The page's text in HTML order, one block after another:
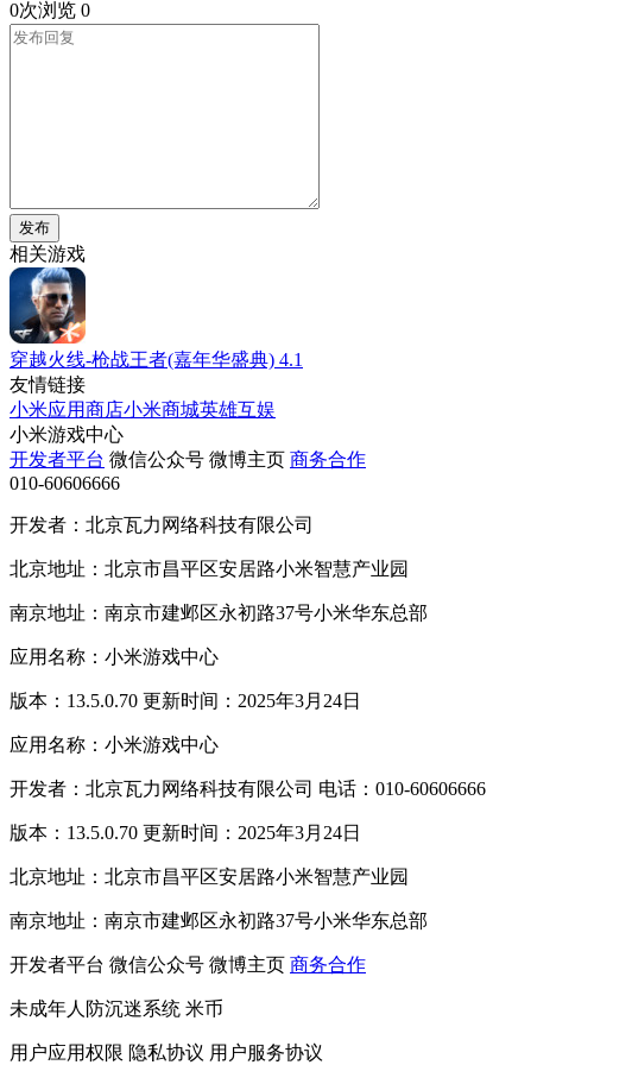
0次浏览 0
发布
相关游戏
穿越火线-枪战王者(嘉年华盛典) 4.1
友情链接
小米应用商店小米商城英雄互娱
小米游戏中心
开发者平台 微信公众号 微博主页 商务合作
010-60606666
开发者：北京瓦力网络科技有限公司
北京地址：北京市昌平区安居路小米智慧产业园
南京地址：南京市建邺区永初路37号小米华东总部
应用名称：小米游戏中心
版本：13.5.0.70 更新时间：2025年3月24日
应用名称：小米游戏中心
开发者：北京瓦力网络科技有限公司 电话：010-60606666
版本：13.5.0.70 更新时间：2025年3月24日
北京地址：北京市昌平区安居路小米智慧产业园
南京地址：南京市建邺区永初路37号小米华东总部
开发者平台 微信公众号 微博主页 商务合作
未成年人防沉迷系统 米币
用户应用权限 隐私协议 用户服务协议